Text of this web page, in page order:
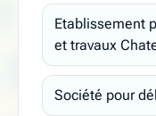
Etablissement
et travaux
Société pour